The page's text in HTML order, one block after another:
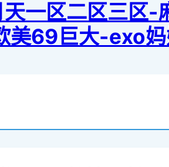
一区二区三区-
69巨大-exo